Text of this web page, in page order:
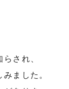
され、
ました。